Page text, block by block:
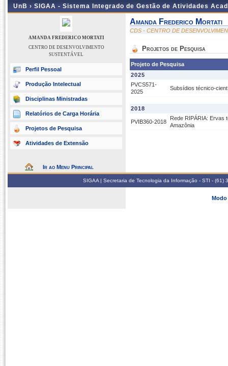
UnB › SIGAA - Sistema Integrado de Gestão de Atividades
AMANDA FREDERICO MORTATI
CENTRO DE DESENVOLVIMENTO
SUSTENTÁVEL
Perfil Pessoal
Produção Intelectual
Disciplinas Ministradas
Relatórios de Carga Horária
Projetos de Pesquisa
Atividades de Extensão
Ir ao Menu Principal
Amanda Frederico Mortati
CDS - CENTRO DE
Projetos de Pesquisa
Projeto de Pesquisa
2025
PVCS571-
2025
Subsídios técnico-
2018
PVIB360-2018
Rede RIPÁRIA: Ervas
Amazônia
SIGAA | Secretaria de Tecnologia da Informação - STI -
Modo